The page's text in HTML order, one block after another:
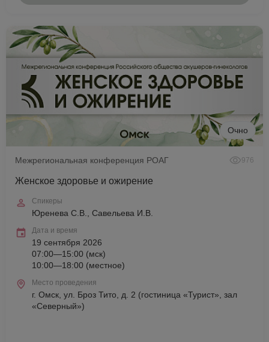
Очно
Межрегиональная конференция РОАГ 976
Женское здоровье и ожирение
Спикеры
Юренева С.В., Савельева И.В.
Дата и время
19 сентября 2026
07:00—15:00 (мск)
10:00—18:00 (местное)
Место проведения
г. Омск, ул. Броз Тито, д. 2 (гостиница «Турист», зал
«Северный»)